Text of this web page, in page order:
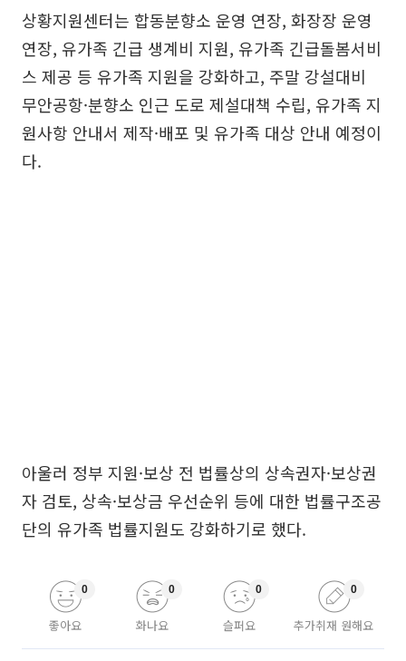
상황지원센터는 합동분향소 운영 연장, 화장장 운영
연장, 유가족 긴급 생계비 지원, 유가족 긴급돌봄서비
스 제공 등 유가족 지원을 강화하고, 주말 강설대비
무안공항·분향소 인근 도로 제설대책 수립, 유가족 지
원사항 안내서 제작·배포 및 유가족 대상 안내 예정이
다.
아울러 정부 지원·보상 전 법률상의 상속권자·보상권
자 검토, 상속·보상금 우선순위 등에 대한 법률구조공
단의 유가족 법률지원도 강화하기로 했다.
좋아요
0
화나요
0
슬퍼요
0
추가취재 원해요
0